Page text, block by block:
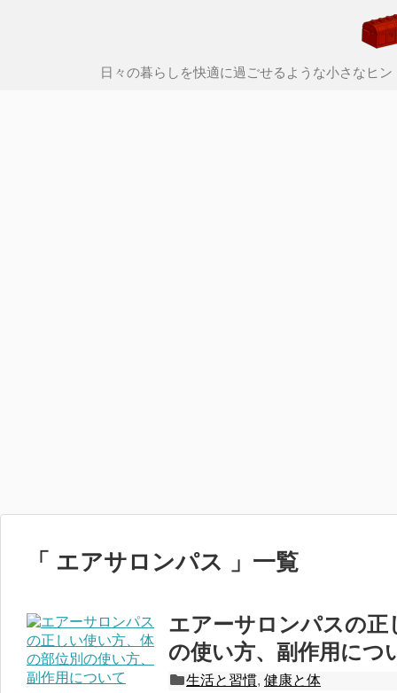
日々の暮らしを快適に過ごせるような小さなヒ
「 エアサロンパス 」一覧
エアーサロンパスの正
の使い方、副作用につ
生活と習慣, 健康と体